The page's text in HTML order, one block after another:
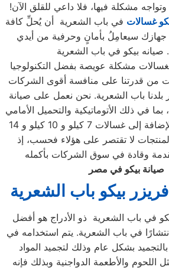
مشكلة فيها، فلا داعي للقلق الآن!
غسالات في باب الشعرية أن يُحلِّ كافة
جهازك سيعامِلُ بأمانٍ وحرفية من أيدي
صيانه بيكو في باب الشعرية
مشكلة عويصة بفضل التكنولوجيا
من قدرتنا على منافسة أقوى الشركات
بلدنا باب الشعرية. نحن نعمل على صيانة
بما في ذلك الأتوماتيكية والتحميل الأمامي
والتحميل العلوي، بالإضافة إلى غسالات 7 كيلو و 10 كيلو و 14
لا تقتصر على هؤلاء فحسب، إذ
صيانة بيكو في مصر
بيكو باب الشعرية
في باب الشعرية ذو الأدراج هو أفضل
في باب الشعرية. يتم استخدامه في
بشكل عام وذلك لتجميد المواد
اللحوم والأطعمة الدواجنية وبذلك فإنه